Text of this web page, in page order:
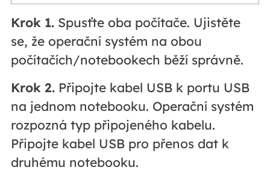
Krok 1.Spusťte oba počítače. Ujistěte
se, že operační systém na obou
počítačích/notebookech běží správně.
Krok 2.Připojte kabel USB k portu USB
na jednom notebooku. Operační systém
rozpozná typ připojeného kabelu.
Připojte kabel USB pro přenos dat k
druhému notebooku.